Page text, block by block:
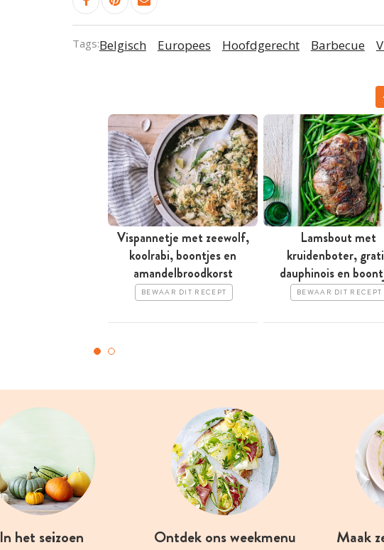
Tags:Belgisch Europees Hoofdgerecht Barbecue
Vispannetje met zeewolf,
koolrabi, boontjes en
amandelbroodkorst
BEWAAR DIT RECEPT
Lamsbout met
kruidenboter,
dauphinois en
BEWAAR DIT RECEPT
In het seizoen Ontdek ons weekmenu Maak